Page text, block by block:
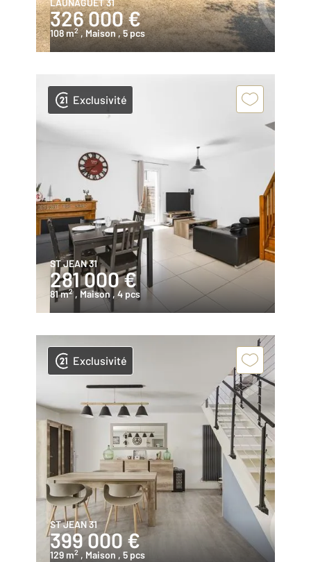
LAUNAGUET 31
326 000 €
108 m2 , Maison, 5 pcs
Exclusivité
ST JEAN 31
281 000 €
81 m2 , Maison , 4 pcs
Exclusivité
ST JEAN 31
399 000 €
129 m2 , Maison , 5 pcs